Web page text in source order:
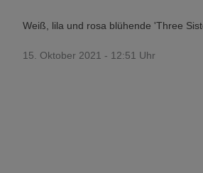
Weiß, lila und rosa blühende 'Three
15. Oktober 2021 - 12:51 Uhr